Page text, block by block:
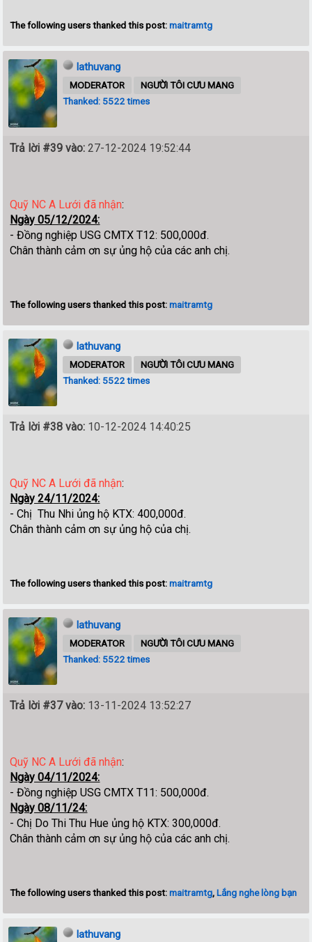
The following users thanked this post:maitramtg
lathuvang
MODERATOR
NGƯỜI TÔI CƯU MANG
Thanked: 5522 times
Trả lời #39 vào: 27-12-2024 19:52:44
Quỹ NC A Lưới đã nhận:
Ngày 05/12/2024:
- Đồng nghiệp USG CMTX T12: 500,000đ.
Chân thành cảm ơn sự ủng hộ của các anh chị.
The following users thanked this post:maitramtg
lathuvang
MODERATOR
NGƯỜI TÔI CƯU MANG
Thanked: 5522 times
Trả lời #38 vào: 10-12-2024 14:40:25
Quỹ NC A Lưới đã nhận:
Ngày 24/11/2024:
- Chị Thu Nhi ủng hộ KTX: 400,000đ.
Chân thành cảm ơn sự ủng hộ của chị.
The following users thanked this post:maitramtg
lathuvang
MODERATOR
NGƯỜI TÔI CƯU MANG
Thanked: 5522 times
Trả lời #37 vào: 13-11-2024 13:52:27
Quỹ NC A Lưới đã nhận:
Ngày 04/11/2024:
- Đồng nghiệp USG CMTX T11: 500,000đ.
Ngày 08/11/24:
- Chị Do Thi Thu Hue ủng hộ KTX: 300,000đ.
Chân thành cảm ơn sự ủng hộ của các anh chị.
The following users thanked this post:maitramtg,Lắng nghe lòng bạn
lathuvang